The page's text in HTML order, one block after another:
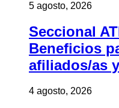
5 agosto, 2026
Seccional
Beneficios
afiliados/as
4 agosto, 2026